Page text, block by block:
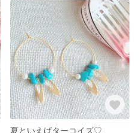
夏といえばターコイズ♡